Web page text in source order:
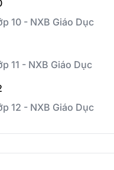
10 - NXB Giáo Dục
11 - NXB Giáo Dục
12 - NXB Giáo Dục